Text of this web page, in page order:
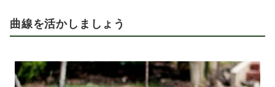
曲線を活かしましょう